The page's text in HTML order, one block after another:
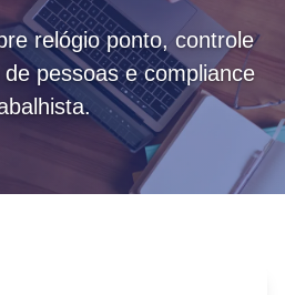
relógio ponto, controle
pessoas e compliance